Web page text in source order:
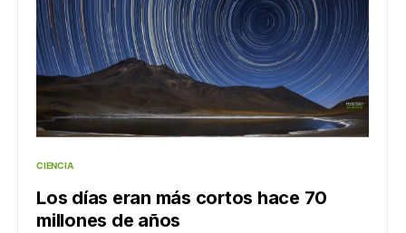
CIENCIA
Los días eran más cortos hace 70
millones de años